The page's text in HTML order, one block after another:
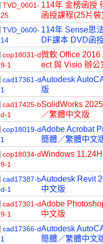
TVD_0601-
25
114年 金榜函授
函授課程(25片
TVD_0600-
14
114年 Sense思
DF課本 DVD函
cop18031-d
9-1
微軟 Office
ect 與 Visio 辦
cad17361-d
1
Autodesk
版
cad17425-b
d-1
SolidWorks
／繁體中文版
cop18019-d
1
Adobe Acrobat
簡體／繁體中文
cop18034-d
9-1
Windows
cad17387-b
d-1
Autodesk Revit
中文版
cad17301-d
9-1
Adobe
中文版
cad17366-d
1
Autodesk
簡體／繁體中文